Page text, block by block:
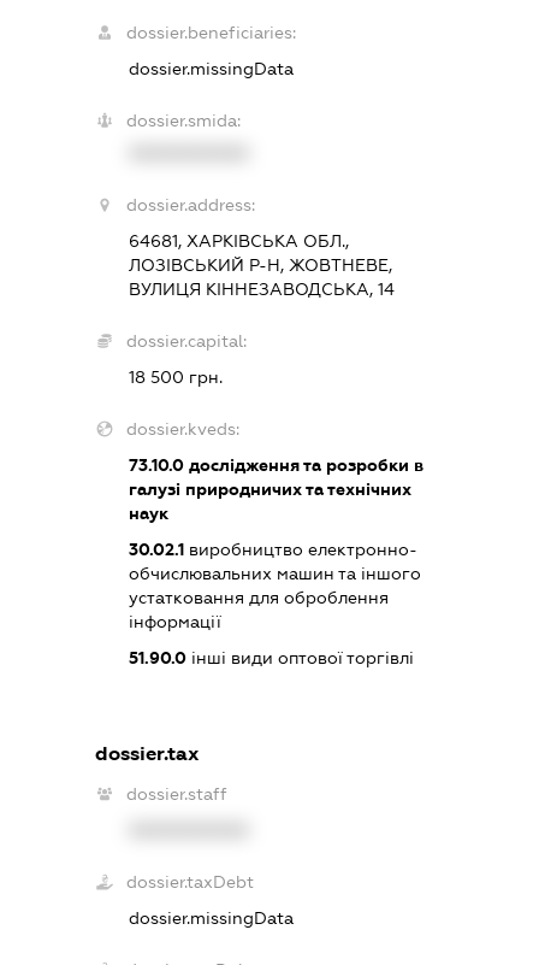
dossier.beneficiaries:
dossier.missingData
dossier.smida:
dossier.address:
64681, ХАРКІВСЬКА ОБЛ.,
ЛОЗІВСЬКИЙ Р-Н, ЖОВТНЕВЕ,
ВУЛИЦЯ КІННЕЗАВОДСЬКА, 14
dossier.capital:
18 500 грн.
dossier.kveds:
73.10.0дослідження та розробки в
галузі природничих та технічних
наук
30.02.1виробництво електронно-
обчислювальних машин та іншого
устатковання для оброблення
інформації
51.90.0інші види оптової торгівлі
dossier.tax
dossier.staff
dossier.taxDebt
dossier.missingData